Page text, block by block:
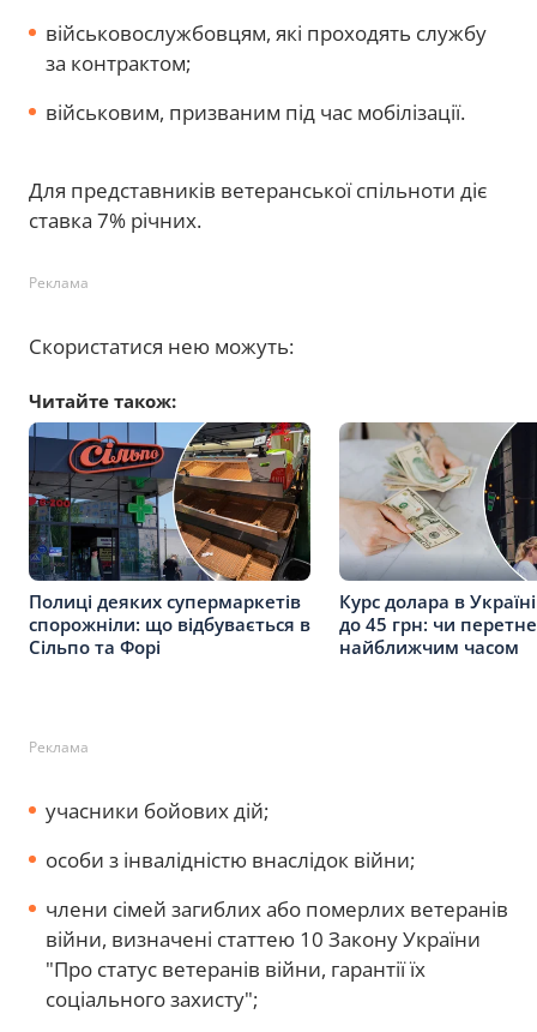
військовослужбовцям, які проходять службу
за контрактом;
військовим, призваним під час мобілізації.
Для представників ветеранської спільноти діє
ставка 7% річних.
Реклама
Скористатися нею можуть:
Читайте також:
Полиці деяких супермаркетів
спорожніли: що відбувається в
Сільпо та Форі
Курс долара в
до 45 грн: чи
найближчим часом
Реклама
учасники бойових дій;
особи з інвалідністю внаслідок війни;
члени сімей загиблих або померлих ветеранів
війни, визначені статтею 10 Закону України
"Про статус ветеранів війни, гарантії їх
соціального захисту";